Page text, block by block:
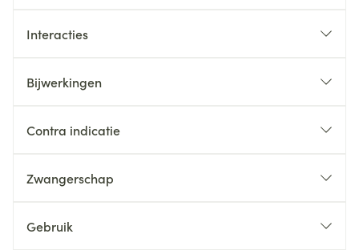
Interacties
Bijwerkingen
Contra indicatie
Zwangerschap
Gebruik